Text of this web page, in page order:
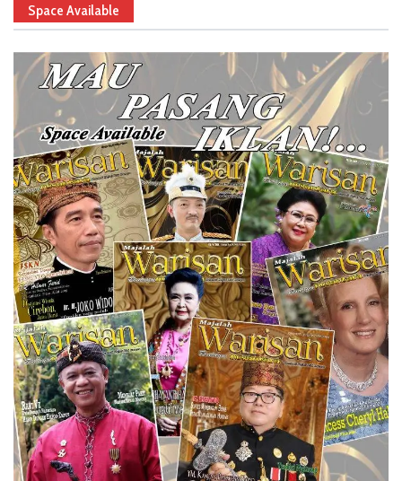
Space Available